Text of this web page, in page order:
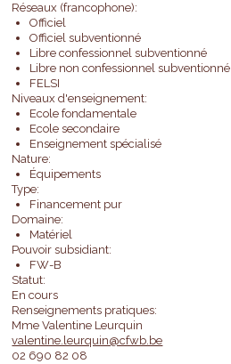
Réseaux (francophone):
Officiel
Officiel subventionné
Libre confessionnel subventionné
Libre non confessionnel subventionné
FELSI
Niveaux d'enseignement:
Ecole fondamentale
Ecole secondaire
Enseignement spécialisé
Nature:
Équipements
Type:
Financement pur
Domaine:
Matériel
Pouvoir subsidiant:
FW-B
Statut:
En cours
Renseignements pratiques:
Mme Valentine Leurquin
valentine.leurquin@cfwb.be
02 690 82 08